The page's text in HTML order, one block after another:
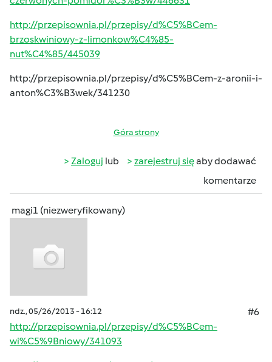
http://przepisownia.pl/przepisy/d%C5%BCem-
brzoskwiniowy-z-limonkow%C4%85-
nut%C4%85/445039
http://przepisownia.pl/przepisy/d%C5%BCem-z-aronii-i-
anton%C3%B3wek/341230
Góra strony
Zaloguj lub zarejestruj sięaby dodawać
komentarze
magi1 (niezweryfikowany)
ndz., 05/26/2013 - 16:12
#6
http://przepisownia.pl/przepisy/d%C5%BCem-
wi%C5%9Bniowy/341093